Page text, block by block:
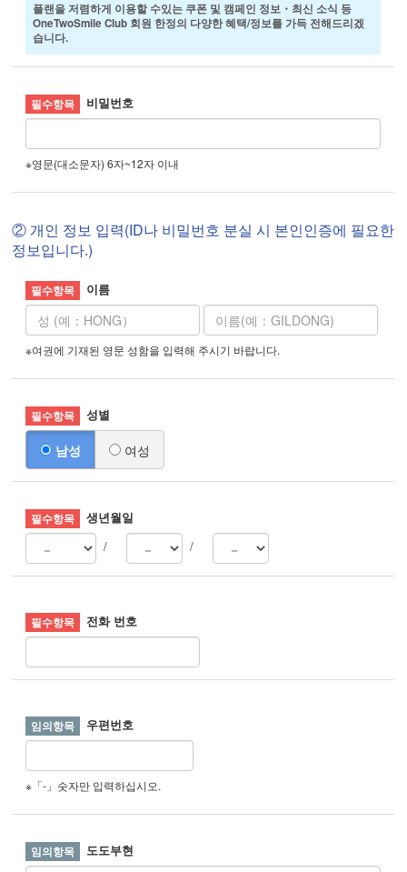
플랜을 저렴하게 이용할 수있는 쿠폰 및 캠페인 정보・최신 소식 등
OneTwoSmile Club 회원 한정의 다양한 혜택/정보를 가득 전해드리겠
습니다.
비밀번호
※영문(대소문자) 6자~12자 이내
② 개인 정보 입력(ID나 비밀번호 분실 시 본인인증에 필요한
정보입니다.)
이름
※여권에 기재된 영문 성함을 입력해 주시기 바랍니다.
성별
남성 여성
생년월일
/
/
전화 번호
우편번호
※「-」숫자만 입력하십시오.
도도부현